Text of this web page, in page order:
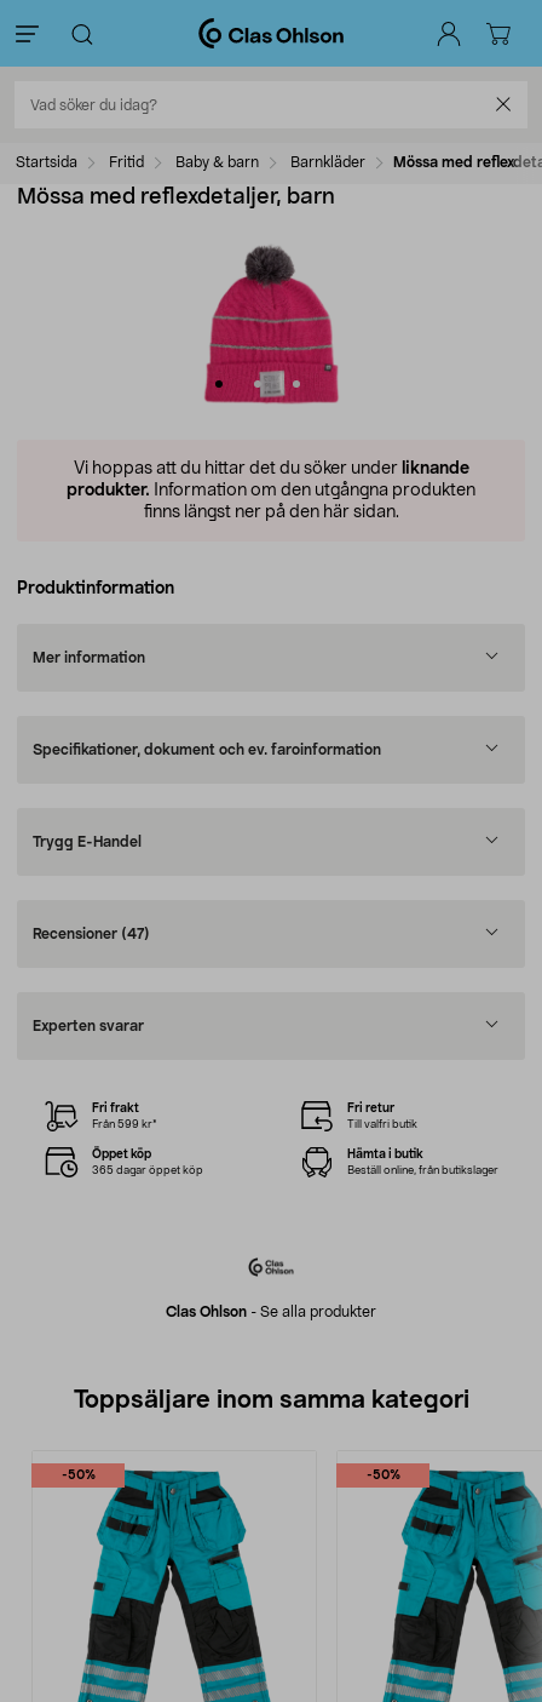
Startsida Fritid Baby & barn Barnkläder Mössa med
Mössa med reflexdetaljer, barn
Vi hoppas att du hittar det du söker under liknande
produkter. Information om den utgångna produkten
finns längst ner på den här sidan.
Produktinformation
Mer information
Specifikationer, dokument och ev. faroinformation
Trygg E-Handel
Recensioner (47)
Experten svarar
Clas Ohlson - Se alla produkter
Fri frakt
Från 599 kr*
Fri retur
Till valfri butik
Öppet köp
365 dagar öppet köp
Hämta i butik
Beställ online, från butikslager
Toppsäljare inom samma kategori
-50% -50%